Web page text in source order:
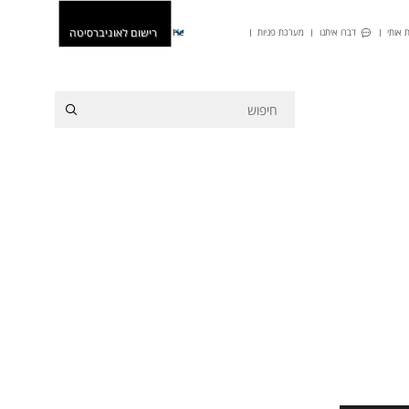
אותי דברו איתנו מערכת פניות He רישום לאוניברסיטה